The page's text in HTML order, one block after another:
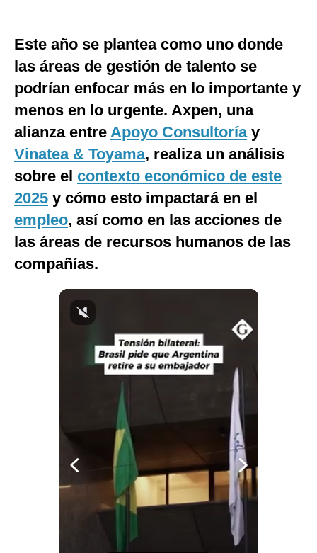
Tecnología
Club del Suscriptor
Mix
G de Gestión
Notas Contratadas
Podcast
Gestión TV
Videos
Fotogalerías
Este año se plantea como uno donde
las áreas de gestión de talento se
podrían enfocar más en lo importante y
menos en lo urgente. Axpen, una
alianza entre Apoyo Consultoríay
Vinatea & Toyama, realiza un análisis
sobre el contexto económico de este
2025 y cómo esto impactará en el
empleo, así como en las acciones de
las áreas de recursos humanos de las
compañías.